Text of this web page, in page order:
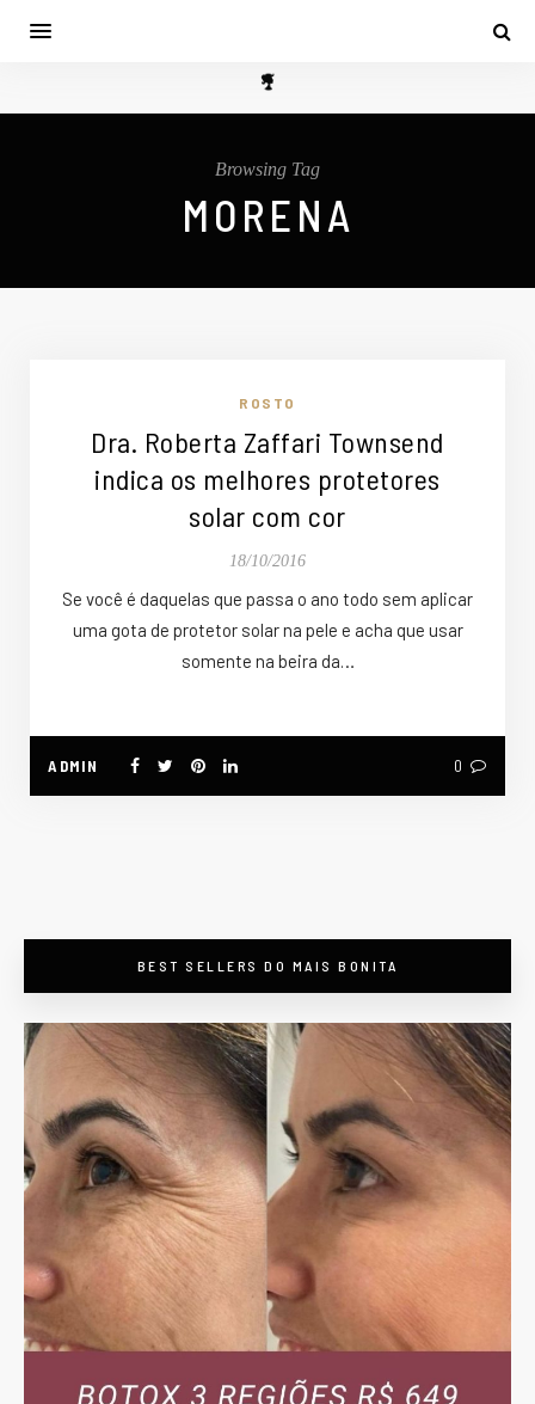
Browsing Tag
MORENA
ROSTO
Dra. Roberta Zaffari Townsend
indica os melhores protetores
solar com cor
18/10/2016
Se você é daquelas que passa o ano todo sem aplicar
uma gota de protetor solar na pele e acha que usar
somente na beira da…
ADMIN 0
BEST SELLERS DO MAIS BONITA